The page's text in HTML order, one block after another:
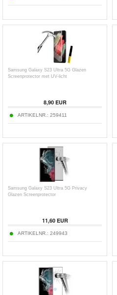
Samsung Galaxy S23 Ultra 5G Glazen
Screenprotector met UV-licht
8,90EUR
ARTIKELNR.: 259411
Samsung Galaxy S23 Ultra 5G Privacy
Glazen Screenprotector
11,60EUR
ARTIKELNR.: 249943